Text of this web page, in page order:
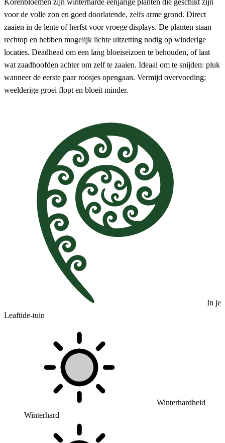
voor de volle zon en goed doorlatende, zelfs arme grond. Direct
zaaien in de lente of herfst voor vroege displays. De planten staan ​​
rechtop en hebben mogelijk lichte uitzetting nodig op winderige
locaties. Deadhead om een ​​lang bloeiseizoen te behouden, of laat
wat zaadhoofden achter om zelf te zaaien. Ideaal om te snijden: pluk
wanneer de eerste paar roosjes opengaan. Vermijd overvoeding;
weelderige groei flopt en bloeit minder.
In je
Leaftide-tuin
Winterhardheid
Winterhard